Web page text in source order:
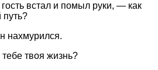
встал и помыл руки, — как
нахмурился.
твоя жизнь?